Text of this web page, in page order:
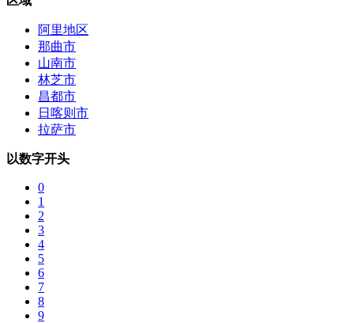
阿里地区
那曲市
山南市
林芝市
昌都市
日喀则市
拉萨市
以数字开头
0
1
2
3
4
5
6
7
8
9